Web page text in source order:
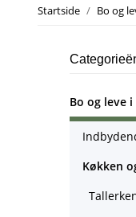
Startside Bo og
Bo og leve
Køkken